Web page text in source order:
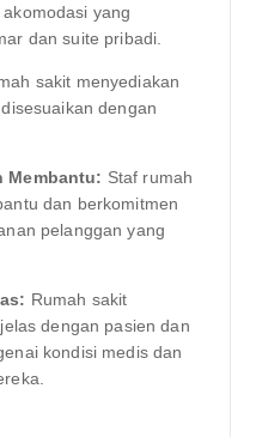
yang
dan suite pribadi.
sakit menyediakan
dengan
Membantu: Staf rumah
dan berkomitmen
pelanggan yang
Rumah sakit
dengan pasien dan
kondisi medis dan